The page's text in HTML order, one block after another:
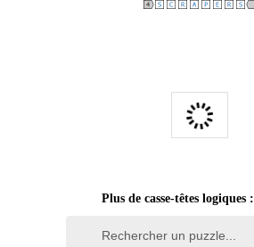
Plus de casse-têtes logiques :